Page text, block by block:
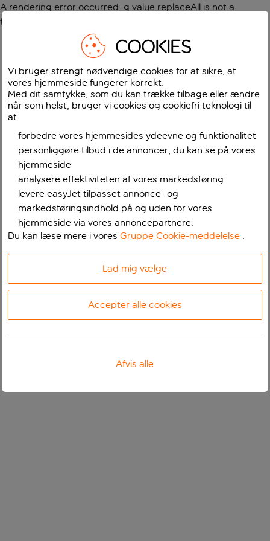
A rendering error occurred: g.value.replaceAll is not a
function
COOKIES
Vi bruger strengt nødvendige cookies for at sikre, at
vores hjemmeside fungerer korrekt.
Med dit samtykke, som du kan trække tilbage eller ændre
når som helst, bruger vi cookies og cookiefri teknologi til
at:
forbedre vores hjemmesides ydeevne og funktionalitet
personliggøre tilbud i de annoncer, du kan se på vores
hjemmeside
analysere effektiviteten af vores markedsføring
levere easyJet tilpasset annonce- og
markedsføringsindhold på og uden for vores
hjemmeside via vores annoncepartnere.
Du kan læse mere i voresGruppe Cookie-meddelelse .
Lad mig vælge
Accepter alle cookies
Afvis alle